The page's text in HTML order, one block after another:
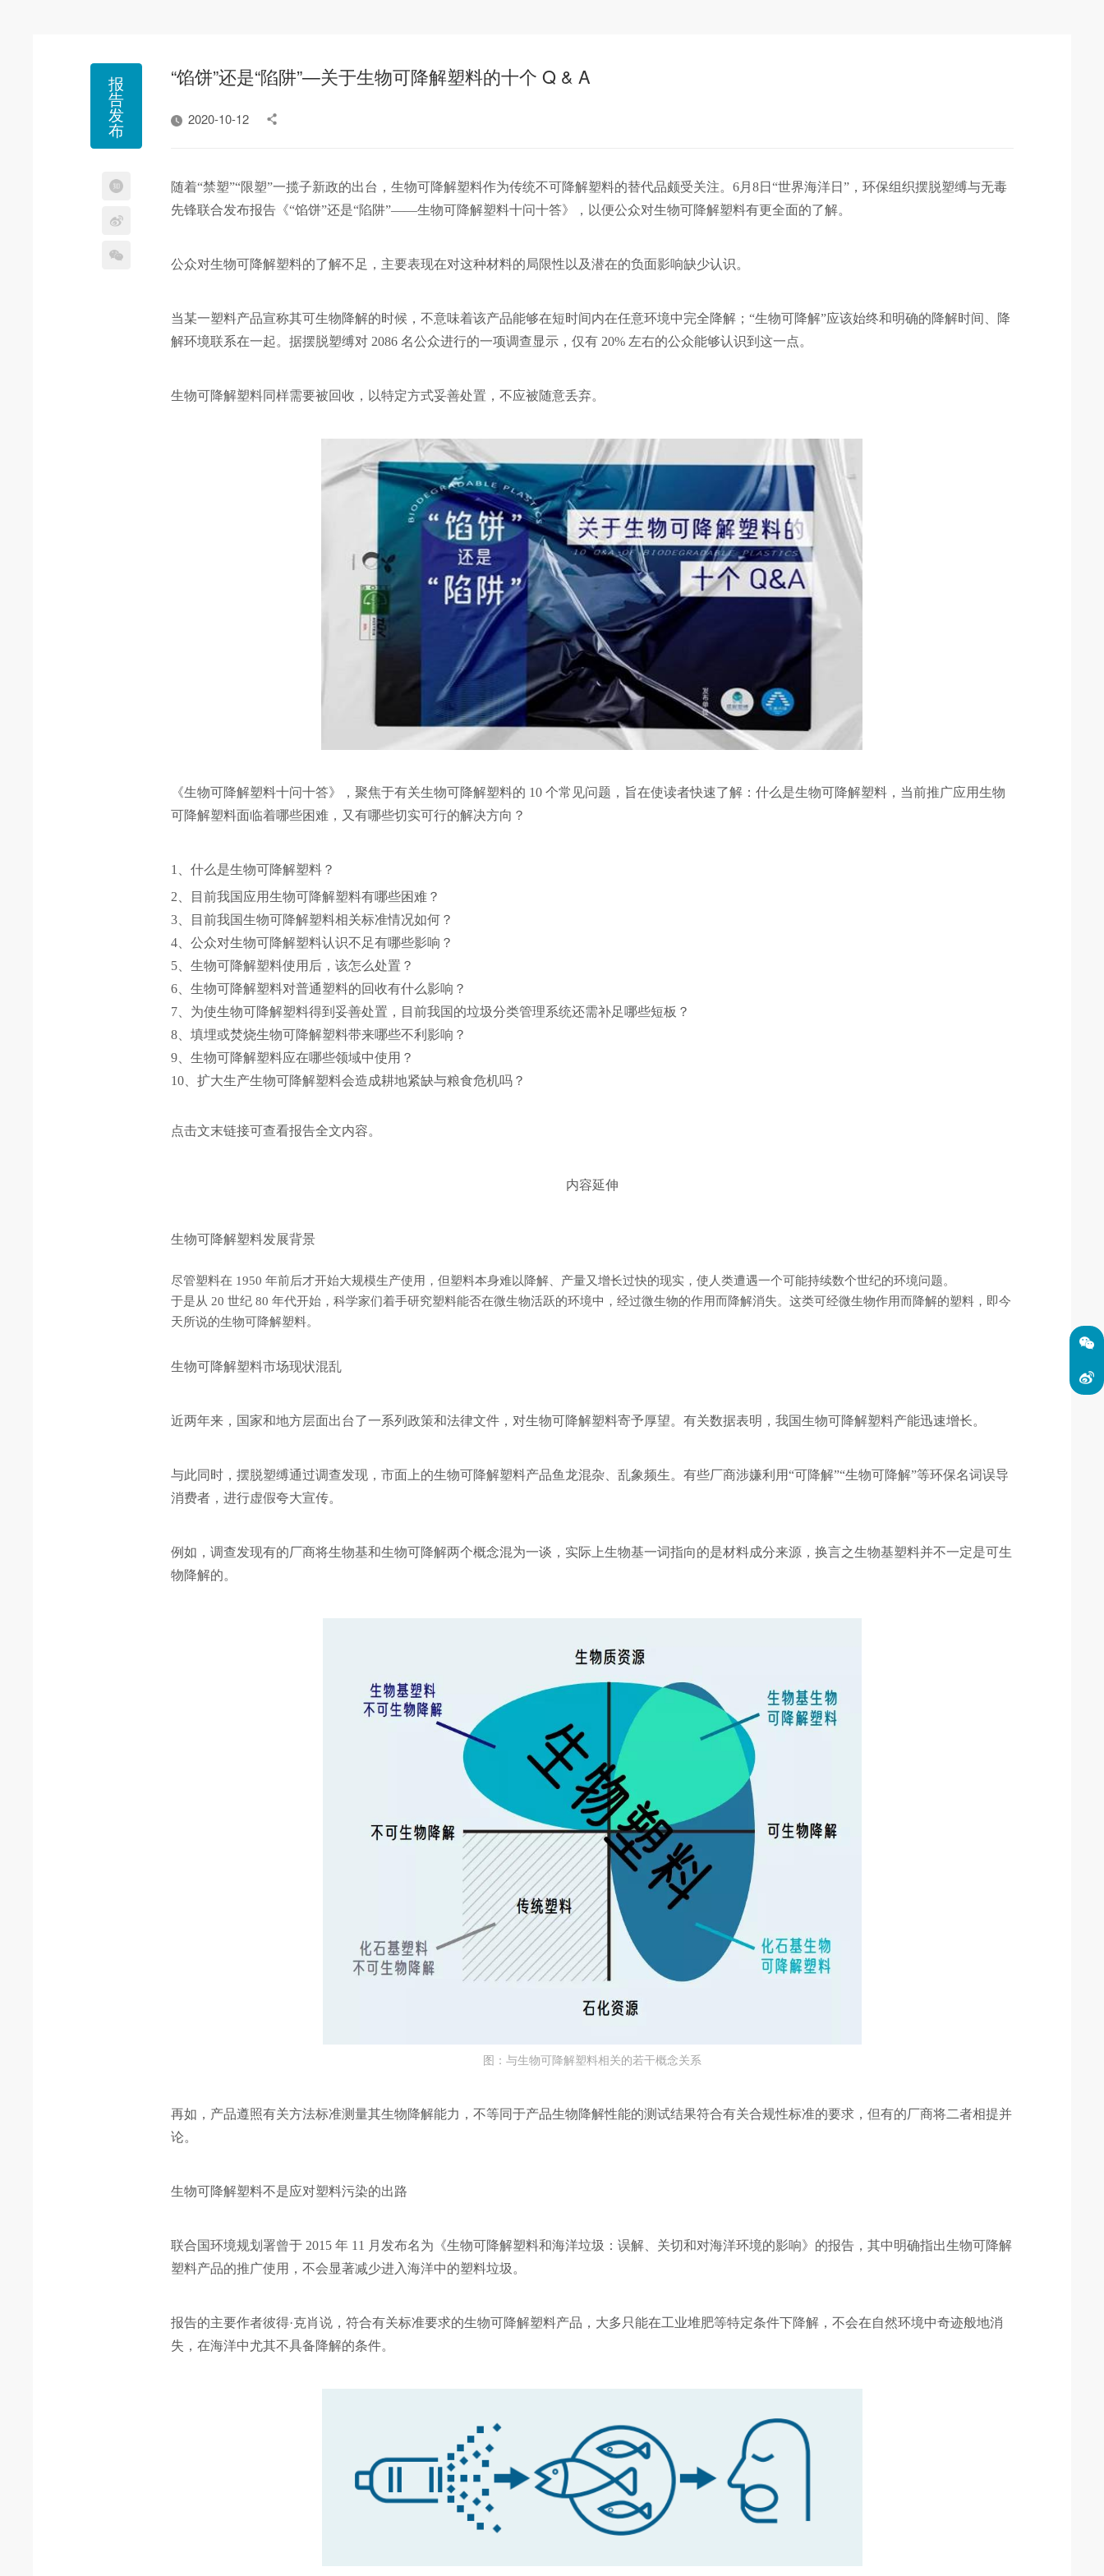
报
告
发
布
“馅饼”还是“陷阱”—关于生物可降解塑料的十个 Q & A
2020-10-12
随着“禁塑”“限塑”一揽子新政的出台，生物可降解塑料作为传统不可降解塑料的替代品颇受关注。6月8日“世界海洋日”，环保组织摆脱塑缚与无毒
先锋联合发布报告《“馅饼”还是“陷阱”——生物可降解塑料十问十答》，以便公众对生物可降解塑料有更全面的了解。
公众对生物可降解塑料的了解不足，主要表现在对这种材料的局限性以及潜在的负面影响缺少认识。
当某一塑料产品宣称其可生物降解的时候，不意味着该产品能够在短时间内在任意环境中完全降解；“生物可降解”应该始终和明确的降解时间、降
解环境联系在一起。据摆脱塑缚对 2086 名公众进行的一项调查显示，仅有 20% 左右的公众能够认识到这一点。
生物可降解塑料同样需要被回收，以特定方式妥善处置，不应被随意丢弃。
《生物可降解塑料十问十答》，聚焦于有关生物可降解塑料的 10 个常见问题，旨在使读者快速了解：什么是生物可降解塑料，当前推广应用生物
可降解塑料面临着哪些困难，又有哪些切实可行的解决方向？
1
、什么是生物可降解塑料？
2、目前我国应用生物可降解塑料有哪些困难？
3、目前我国生物可降解塑料相关标准情况如何？
4、公众对生物可降解塑料认识不足有哪些影响？
5、生物可降解塑料使用后，该怎么处置？
6、生物可降解塑料对普通塑料的回收有什么影响？
7、为使生物可降解塑料得到妥善处置，目前我国的垃圾分类管理系统还需补足哪些短板？
8、填埋或焚烧生物可降解塑料带来哪些不利影响？
9、生物可降解塑料应在哪些领域中使用？
10、扩大生产生物可降解塑料会造成耕地紧缺与粮食危机吗？
点击文末链接可查看报告全文内容。
内容延伸
生物可降解塑料发展背景
尽管塑料在 1950 年前后才开始大规模生产使用，但塑料本身难以降解、产量又增长过快的现实，使人类遭遇一个可能持续数个世纪的环境问题。
于是从 20 世纪 80 年代开始，科学家们着手研究塑料能否在微生物活跃的环境中，经过微生物的作用而降解消失。这类可经微生物作用而降解的塑料，即今
天所说的生物可降解塑料。
生物可降解塑料市场现状混乱
近两年来，国家和地方层面出台了一系列政策和法律文件，对生物可降解塑料寄予厚望。有关数据表明，我国生物可降解塑料产能迅速增长。
与此同时，摆脱塑缚通过调查发现，市面上的生物可降解塑料产品鱼龙混杂、乱象频生。有些厂商涉嫌利用“可降解”“生物可降解”等环保名词误导
消费者，进行虚假夸大宣传。
例如，调查发现有的厂商将生物基和生物可降解两个概念混为一谈，实际上生物基一词指向的是材料成分来源，换言之生物基塑料并不一定是可生
物降解的。
图：与生物可降解塑料相关的若干概念关系
再如，产品遵照有关方法标准测量其生物降解能力，不等同于产品生物降解性能的测试结果符合有关合规性标准的要求，但有的厂商将二者相提并
论。
生物可降解塑料不是应对塑料污染的出路
联合国环境规划署曾于 2015 年 11 月发布名为《生物可降解塑料和海洋垃圾：误解、关切和对海洋环境的影响》的报告，其中明确指出生物可降解
塑料产品的推广使用，不会显著减少进入海洋中的塑料垃圾。
报告的主要作者彼得·克肖说，符合有关标准要求的生物可降解塑料产品，大多只能在工业堆肥等特定条件下降解，不会在自然环境中奇迹般地消
失，在海洋中尤其不具备降解的条件。